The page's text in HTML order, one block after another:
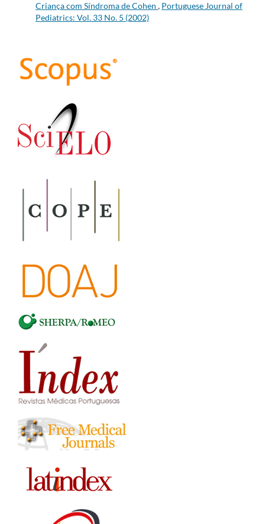
Criança com Síndroma de Cohen , Portuguese Journal of
Pediatrics: Vol. 33 No. 5 (2002)